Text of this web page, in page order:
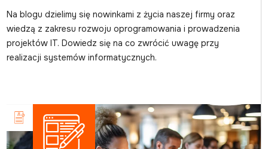
Na blogu dzielimy się nowinkami z życia naszej firmy oraz
wiedzą z zakresu rozwoju oprogramowania i prowadzenia
projektów IT. Dowiedz się na co zwrócić uwagę przy
realizacji systemów informatycznych.